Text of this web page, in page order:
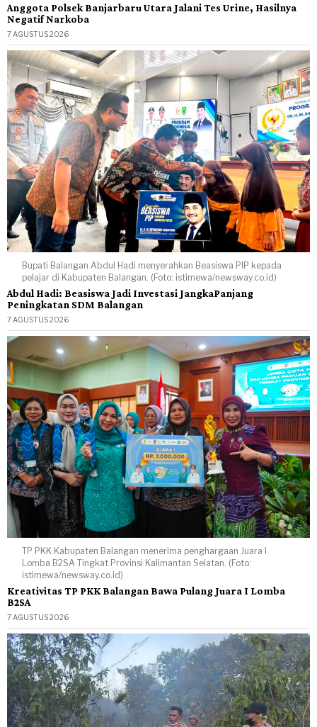
Anggota Polsek Banjarbaru Utara Jalani Tes Urine, Hasilnya
Negatif Narkoba
7 AGUSTUS 2026
Bupati Balangan Abdul Hadi menyerahkan Beasiswa PIP kepada
pelajar di Kabupaten Balangan. (Foto: istimewa/newsway.co.id)
Abdul Hadi: Beasiswa Jadi Investasi JangkaPanjang
Peningkatan SDM Balangan
7 AGUSTUS 2026
TP PKK Kabupaten Balangan menerima penghargaan Juara I
Lomba B2SA Tingkat Provinsi Kalimantan Selatan. (Foto:
istimewa/newsway.co.id)
Kreativitas TP PKK Balangan Bawa Pulang Juara I Lomba
B2SA
7 AGUSTUS 2026